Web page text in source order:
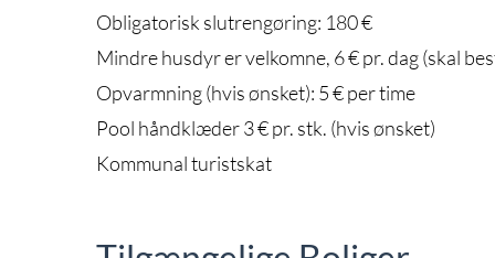
Obligatorisk slutrengøring: 180 €
Mindre husdyr er velkomne, 6 € pr. dag (skal
Opvarmning (hvis ønsket): 5 € per time
Pool håndklæder 3 € pr. stk. (hvis ønsket)
Kommunal turistskat